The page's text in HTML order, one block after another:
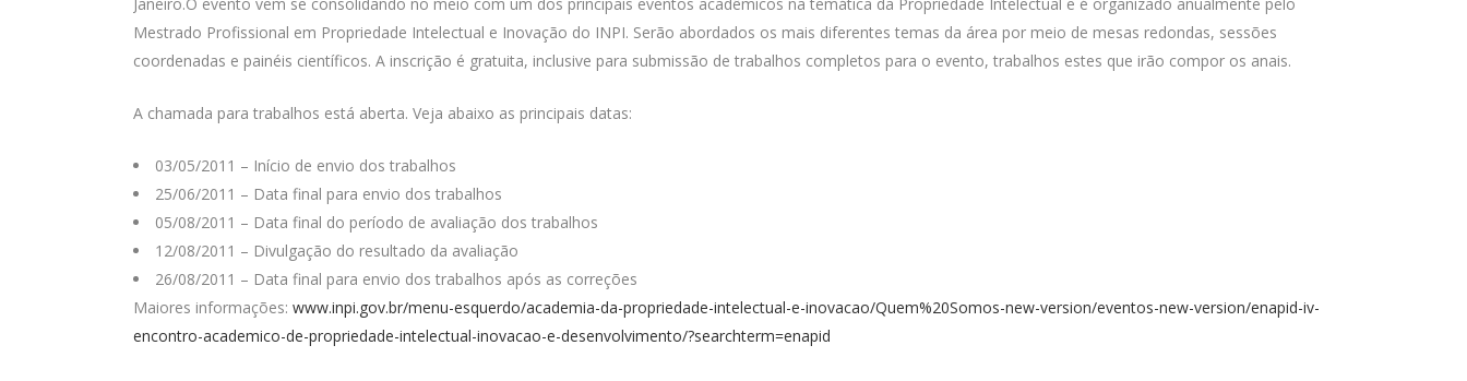
Mestrado Profissional em Propriedade Intelectual e Inovação do INPI. Serão abordados os mais diferentes temas da área por meio de mesas redondas, sessões
coordenadas e painéis científicos. A inscrição é gratuita, inclusive para submissão de trabalhos completos para o evento, trabalhos estes que irão compor os anais.
A chamada para trabalhos está aberta. Veja abaixo as principais datas:
03/05/2011 – Início de envio dos trabalhos
25/06/2011 – Data final para envio dos trabalhos
05/08/2011 – Data final do período de avaliação dos trabalhos
12/08/2011 – Divulgação do resultado da avaliação
26/08/2011 – Data final para envio dos trabalhos após as correções
Maiores informações: www.inpi.gov.br/menu-esquerdo/academia-da-propriedade-intelectual-e-inovacao/Quem%20Somos-new-version/eventos-new-version/enapid-iv-
encontro-academico-de-propriedade-intelectual-inovacao-e-desenvolvimento/?searchterm=enapid